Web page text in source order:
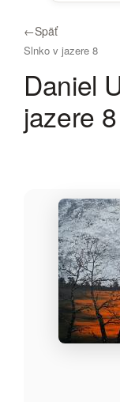
←Späť
Slnko v jazere 8
Daniel
jazere 8